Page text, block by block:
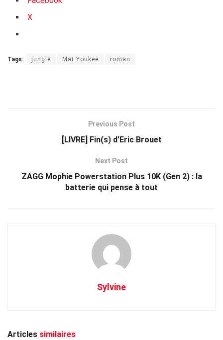
X
Tags: jungle Mat Youkee roman
Previous Post
[LIVRE] Fin(s) d’Eric Brouet
Next Post
ZAGG Mophie Powerstation Plus 10K (Gen 2) : la
batterie qui pense à tout
Sylvine
Articles similaires